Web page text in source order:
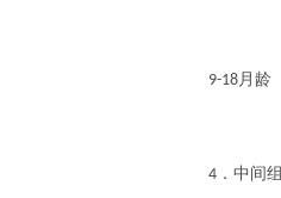
9-18月龄
4 ．中间